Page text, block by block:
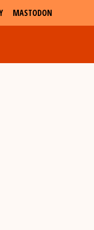
MASTODON